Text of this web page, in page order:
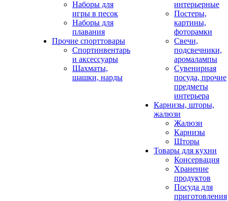
Наборы для
игры в песок
Наборы для
плавания
Прочие спорттовары
Спортинвентарь
и аксессуары
Шахматы,
шашки, нарды
интерьерные
Постеры,
картины,
фоторамки
Свечи,
подсвечники,
аромалампы
Сувенирная
посуда, прочие
предметы
интерьера
Карнизы, шторы,
жалюзи
Жалюзи
Карнизы
Шторы
Товары для кухни
Консервация
Хранение
продуктов
Посуда для
приготовления